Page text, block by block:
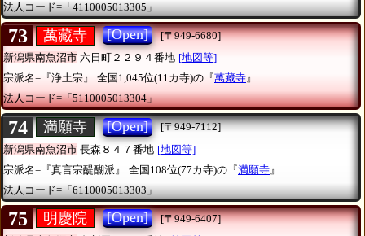
法人コード=「4110005013305」
73 萬藏寺 [Open]
[〒949-6680]
新潟県南魚沼市 六日町２２９４番地 [地図等]
宗派名=『浄土宗』
全国1,045位(11カ寺)の『萬藏寺』
法人コード=「5110005013304」
74 満願寺 [Open]
[〒949-7112]
新潟県南魚沼市 長森８４７番地 [地図等]
宗派名=『真言宗醍醐派』
全国108位(77カ寺)の『満願寺 』
法人コード=「6110005013303」
75 明慶院 [Open]
[〒949-6407]